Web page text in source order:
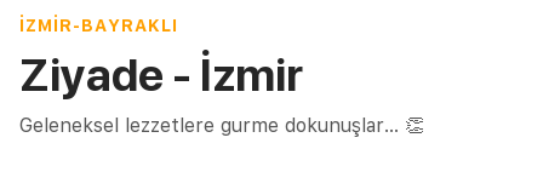
İZMIR-BAYRAKLI
Ziyade - İzmir
Geleneksel lezzetlere gurme dokunuşlar... 👏